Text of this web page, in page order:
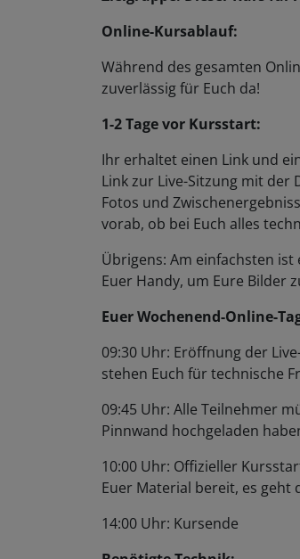
Online-Kursablauf:
Während des gesamten
zuverlässig für Euch da!
1-2 Tage vor Kursstart:
Ihr erhaltet einen Link und
Link zur Live-Sitzung mit der
Fotos und
vorab, ob bei Euch alles
Übrigens: Am einfachsten
Euer Handy, um Eure Bilder
Euer Wochenend-Online-
09:30 Uhr: Eröffnung der
stehen Euch für technische
09:45 Uhr: Alle Teilnehmer
Pinnwand hochgeladen
10:00 Uhr: Offizieller
Euer Material bereit, es geht
14:00 Uhr: Kursende
Benötigte Technik: